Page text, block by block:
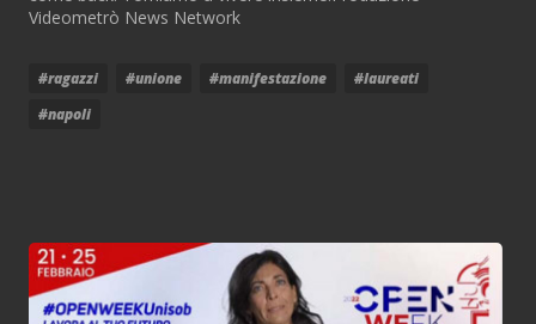
Videometrò News Network
#ragazzi #unione #manifestazione
#laureati
#napoli